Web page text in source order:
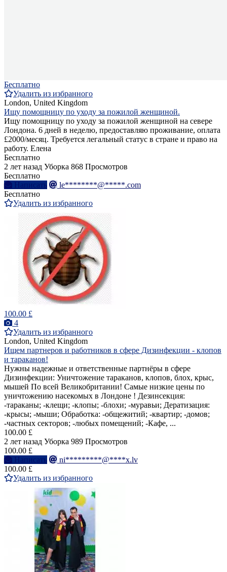
Бесплатно
Удалить из избранного
London, United Kingdom
Ищу помощницу по уходу за пожилой женщиной.
Ищу помощницу по уходу за пожилой женщиной на севере
Лондона. 6 дней в неделю, предоставляю проживание, оплата
£2000/месяц. Требуется легальный статус в стране и право на
работу. Елена
Бесплатно
2 лет назад Уборка 868 Просмотров
Бесплатно
Написать
le********@*****.com
Бесплатно
Удалить из избранного
100.00 £
4
Удалить из избранного
London, United Kingdom
Ищем партнеров и работников в сфере Дизинфекции - клопов
и тараканов!
Нужны надежные и ответственные партнёры в сфере
Дизинфекции: Уничтожение тараканов, клопов, блох, крыс,
мышей По всей Великобритании! Самые низкие цены по
уничтожению насекомых в Лондоне ! Дезинсекция:
-тараканы; -клещи; -клопы; -блохи; -муравьи; Дератизация:
-крысы; -мыши; Обработка: -общежитий; -квартир; -домов;
-частных секторов; -любых помещений; -Кафе, ...
100.00 £
2 лет назад Уборка 989 Просмотров
100.00 £
Написать
ni*********@****x.lv
100.00 £
Удалить из избранного